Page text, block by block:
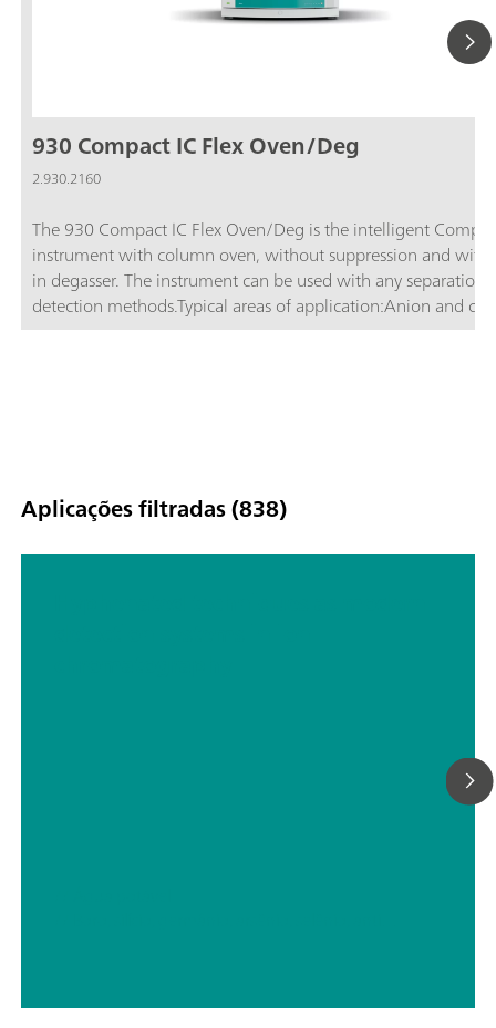
930 Compact IC Flex Oven/Deg
2.930.2160
The 930 Compact IC Flex Oven/Deg is the intelligent
instrument with column oven, without suppression and
in degasser. The instrument can be used with any separation
detection methods.Typical areas of application:Anion and
determinations without suppression with conductivity
Aplicações filtradas (838)